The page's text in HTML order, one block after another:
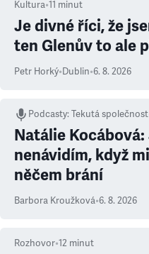
Kultura•11 minut
Je divné říci, že
ten Glenův to ale
Petr Horký•Dublin•6. 8. 2026
Podcasty:Tekutá společnost
Natálie
nenávidím, když
něčem brání
Barbora Kroužková•6. 8. 2026
Rozhovor•12 minut